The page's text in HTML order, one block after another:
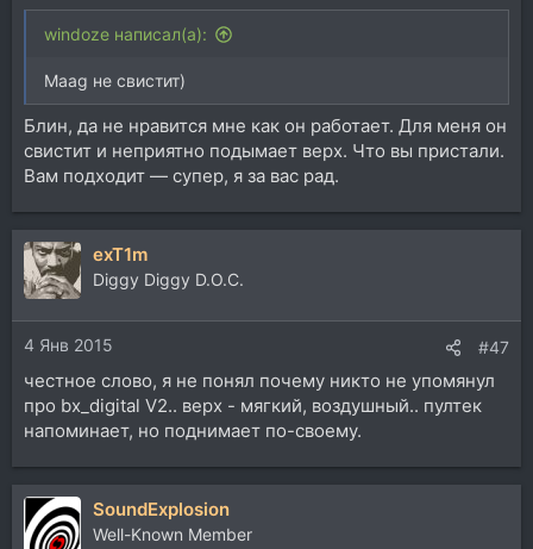
windoze написал(а):
Maag не свистит)
Блин, да не нравится мне как он работает. Для меня он
свистит и неприятно подымает верх. Что вы пристали.
Вам подходит — супер, я за вас рад.
exT1m
Diggy Diggy D.O.C.
4 Янв 2015 #47
честное слово, я не понял почему никто не упомянул
про bx_digital V2.. верх - мягкий, воздушный.. пултек
напоминает, но поднимает по-своему.
SoundExplosion
Well-Known Member